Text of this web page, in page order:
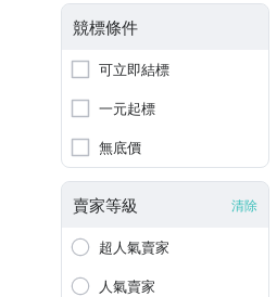
競標條件
可立即結標
一元起標
無底價
賣家等級 清除
超人氣賣家
人氣賣家